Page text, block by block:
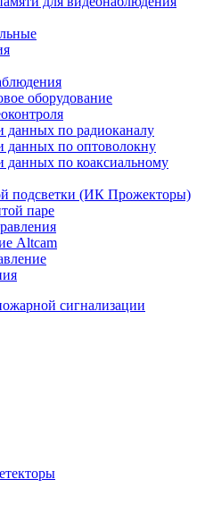
оборудование
данных по радиоканалу
данных по оптоволокну
данных по коаксиальному
подсветки (ИК Прожекторы)
паре
Altcam
сигнализации